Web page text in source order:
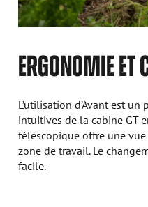
ERGONOMIE ET
L’utilisation d’Avant est
intuitives de la cabine GT
télescopique offre une vue
zone de travail. Le
facile.